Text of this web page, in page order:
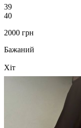
39
40
2000 грн
Бажаний
Хіт